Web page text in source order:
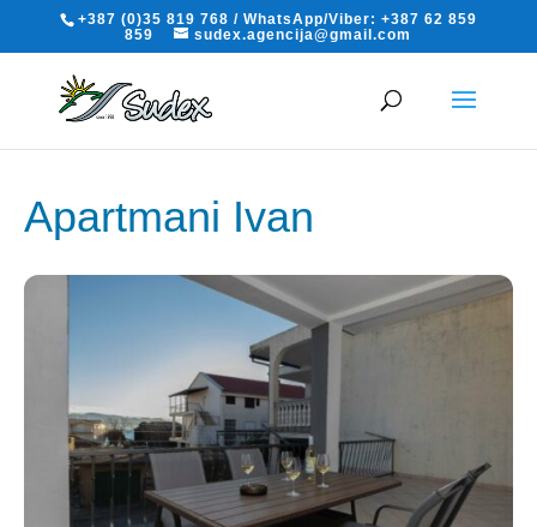
+387 (0)35 819 768 / WhatsApp/Viber: +387 62 859
859
sudex.agencija@gmail.com
Apartmani Ivan